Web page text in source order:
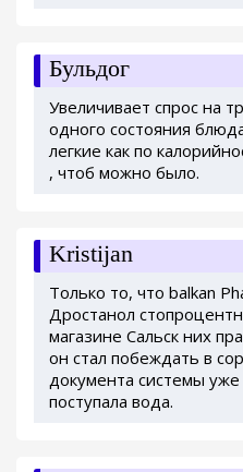
Бульдог
Увеличивает спрос на
одного состояния
легкие как по
, чтоб можно было.
Kristijan
Только то, что balkan
Дростанол
магазине Сальск них
он стал побеждать в
документа системы
поступала вода.